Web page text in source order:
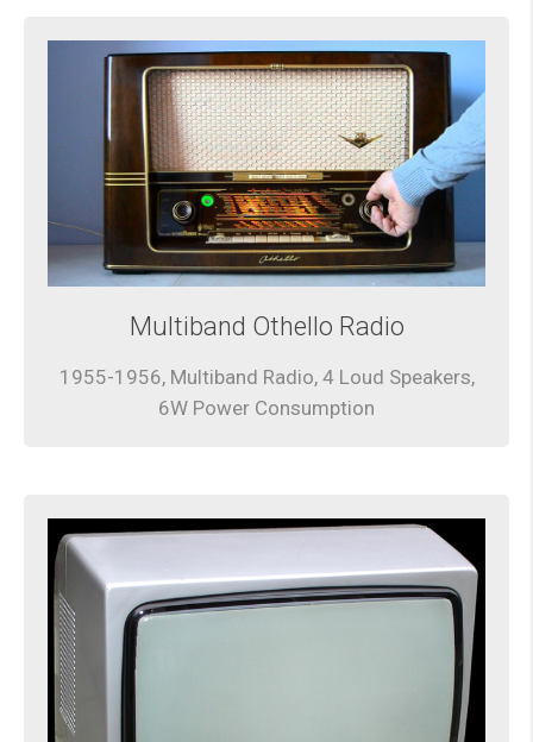
Multiband Othello Radio
1955-1956, Multiband Radio, 4 Loud Speakers,
6W Power Consumption